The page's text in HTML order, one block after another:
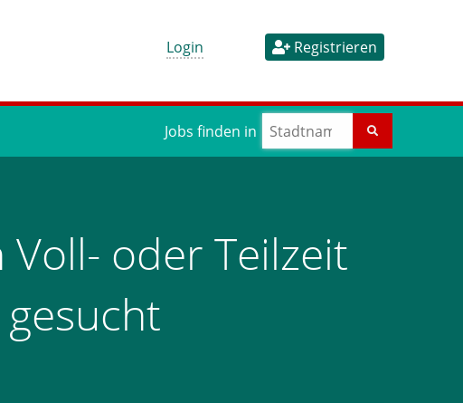
Login Registrieren
Jobs finden in
oder Teilzeit